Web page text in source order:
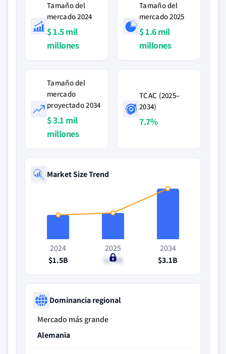
Tamaño del
mercado 2024
$ 1.5 mil
millones
Tamaño del
mercado 2025
$ 1.6 mil
millones
Tamaño del
mercado
proyectado 2034
$ 3.1 mil
millones
TCAC (2025–
2034)
7.7%
Market Size Trend
2024
$1.5B
2025
$1.6B
2034
$3.1B
Dominancia regional
Mercado más grande
Alemania